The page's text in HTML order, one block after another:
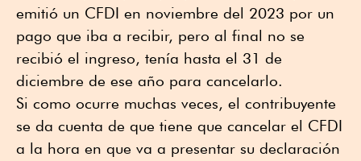
emitió un CFDI en noviembre del 2023 por un
pago que iba a recibir, pero al final no se
recibió el ingreso, tenía hasta el 31 de
diciembre de ese año para cancelarlo.
Si como ocurre muchas veces, el contribuyente
se da cuenta de que tiene que cancelar el CFDI
a la hora en que va a presentar su declaración